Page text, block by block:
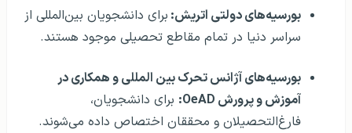
فارغ‌التحصیلان و محققان اختصاص داده می‌شوند.
۸۵ کمک هزینه ERC به محققان دانشگاه وین اعطا
شده است. برای دریافت بودجه از شورای تحقیقات اروپا
(ERC)، پروژه‌های تحقیقاتی باید پتانسیل بالایی برای